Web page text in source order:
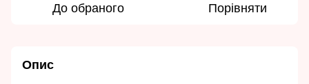
До обраного Порівняти
Опис